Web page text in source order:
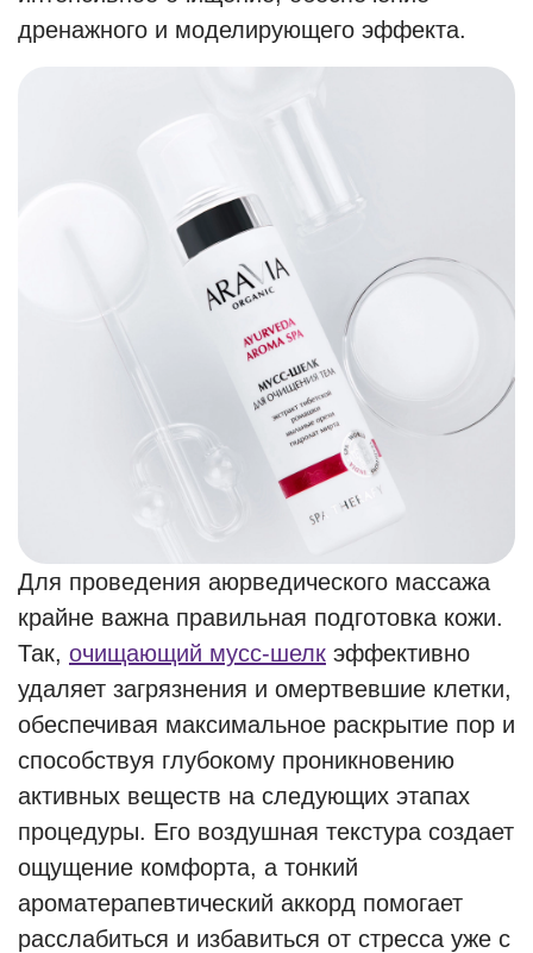
дренажного и моделирующего эффекта.
Для проведения аюрведического массажа
крайне важна правильная подготовка кожи.
Так, очищающий мусс-шелк эффективно
удаляет загрязнения и омертвевшие клетки,
обеспечивая максимальное раскрытие пор и
способствуя глубокому проникновению
активных веществ на следующих этапах
процедуры. Его воздушная текстура создает
ощущение комфорта, а тонкий
ароматерапевтический аккорд помогает
расслабиться и избавиться от стресса уже с